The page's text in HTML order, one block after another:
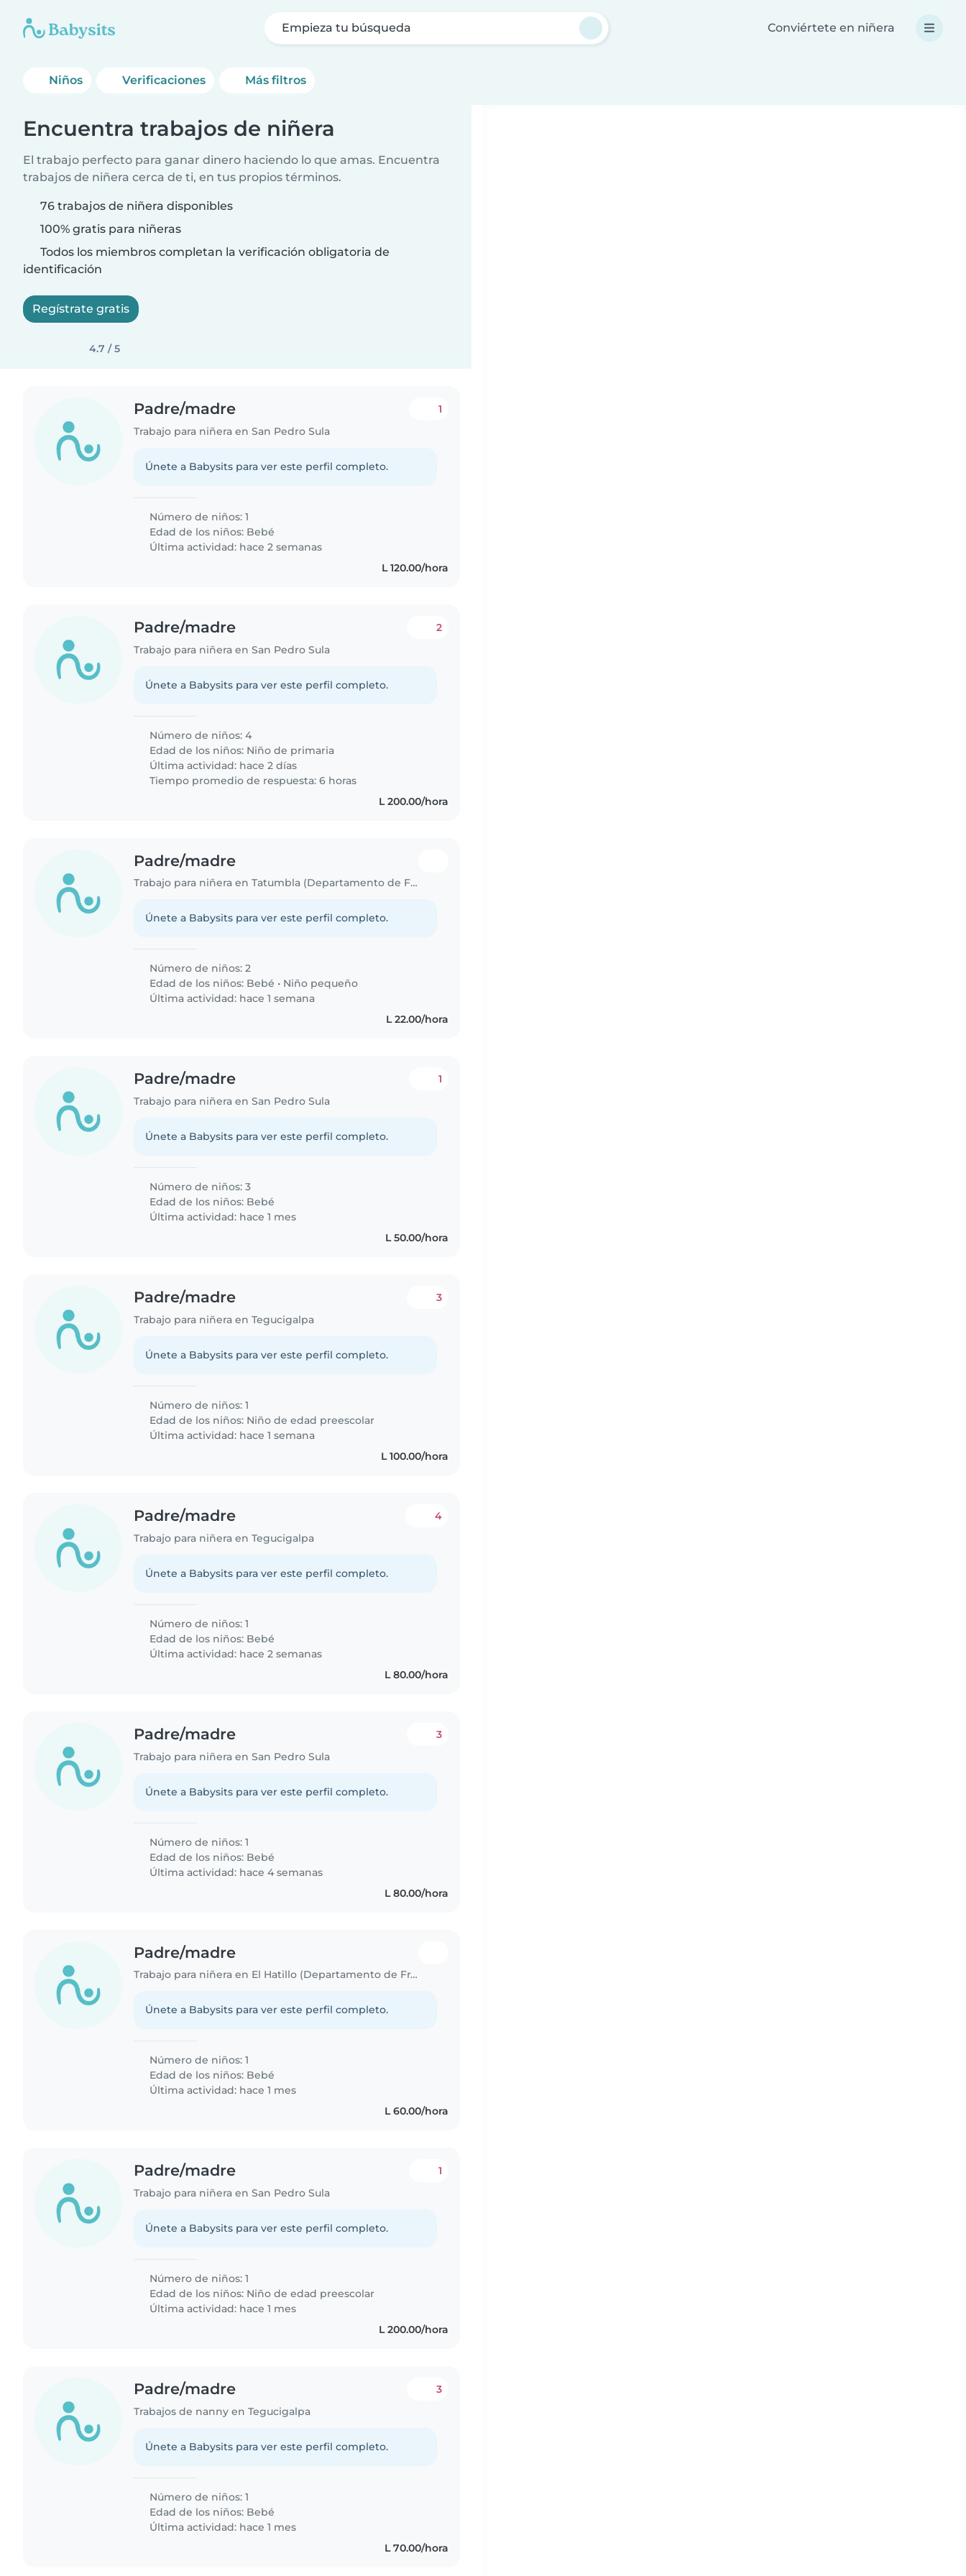
Empieza tu búsqueda Conviértete en niñera
Niños Verificaciones Más filtros
Encuentra trabajos de niñera
El trabajo perfecto para ganar dinero haciendo lo que amas. Encuentra
trabajos de niñera cerca de ti, en tus propios términos.
76 trabajos de niñera disponibles
100% gratis para niñeras
Todos los miembros completan la verificación obligatoria de
identificación
Regístrate gratis
4.7 / 5
Padre/madre
Trabajo para niñera en San Pedro Sula
1
Únete a Babysits para ver este perfil completo.
Número de niños: 1
Edad de los niños: Bebé
Última actividad: hace 2 semanas
L 120.00/hora
Padre/madre
Trabajo para niñera en San Pedro Sula
2
Únete a Babysits para ver este perfil completo.
Número de niños: 4
Edad de los niños: Niño de primaria
Última actividad: hace 2 días
Tiempo promedio de respuesta: 6 horas
L 200.00/hora
Padre/madre
Trabajo para niñera en Tatumbla (Departamento de Francisco Morazán)
Únete a Babysits para ver este perfil completo.
Número de niños: 2
Edad de los niños: Bebé • Niño pequeño
Última actividad: hace 1 semana
L 22.00/hora
Padre/madre
Trabajo para niñera en San Pedro Sula
1
Únete a Babysits para ver este perfil completo.
Número de niños: 3
Edad de los niños: Bebé
Última actividad: hace 1 mes
L 50.00/hora
Padre/madre
Trabajo para niñera en Tegucigalpa
3
Únete a Babysits para ver este perfil completo.
Número de niños: 1
Edad de los niños: Niño de edad preescolar
Última actividad: hace 1 semana
L 100.00/hora
Padre/madre
Trabajo para niñera en Tegucigalpa
4
Únete a Babysits para ver este perfil completo.
Número de niños: 1
Edad de los niños: Bebé
Última actividad: hace 2 semanas
L 80.00/hora
Padre/madre
Trabajo para niñera en San Pedro Sula
3
Únete a Babysits para ver este perfil completo.
Número de niños: 1
Edad de los niños: Bebé
Última actividad: hace 4 semanas
L 80.00/hora
Padre/madre
Trabajo para niñera en El Hatillo (Departamento de Francisco Morazán)
Únete a Babysits para ver este perfil completo.
Número de niños: 1
Edad de los niños: Bebé
Última actividad: hace 1 mes
L 60.00/hora
Padre/madre
Trabajo para niñera en San Pedro Sula
1
Únete a Babysits para ver este perfil completo.
Número de niños: 1
Edad de los niños: Niño de edad preescolar
Última actividad: hace 1 mes
L 200.00/hora
Padre/madre
Trabajos de nanny en Tegucigalpa
3
Únete a Babysits para ver este perfil completo.
Número de niños: 1
Edad de los niños: Bebé
Última actividad: hace 1 mes
L 70.00/hora